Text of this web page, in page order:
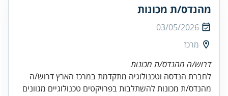
מהנדס/ת מכונות
03/05/2026
מרכז
דרוש/ה מהנדס/ת מכונות
לחברת הנדסה וטכנולוגיה מתקדמת במרכז הארץ דרוש/ה
מהנדס/ת מכונות להשתלבות בפרויקטים טכנולוגיים מגוונים